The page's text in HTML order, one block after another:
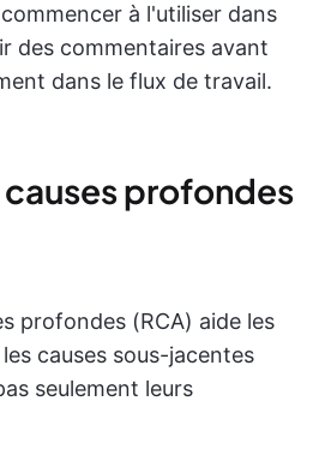
à l'utiliser dans
des commentaires avant
dans le flux de travail.
profondes
profondes (RCA) aide les
causes sous-jacentes
seulement leurs